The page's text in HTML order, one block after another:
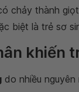
chảy thành
biệt là trẻ sơ
khiến
do nhiều